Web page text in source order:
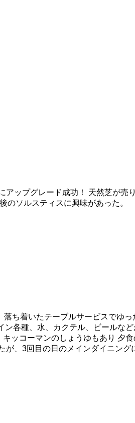
ップグレード成功！ 天然芝が売
のソルスティスに興味があった。
ち着いたテーブルサービスでゆ
各種、水、カクテル、ビールな
ッコーマンのしょうゆもあり 夕
、3回目の日のメインダイニング